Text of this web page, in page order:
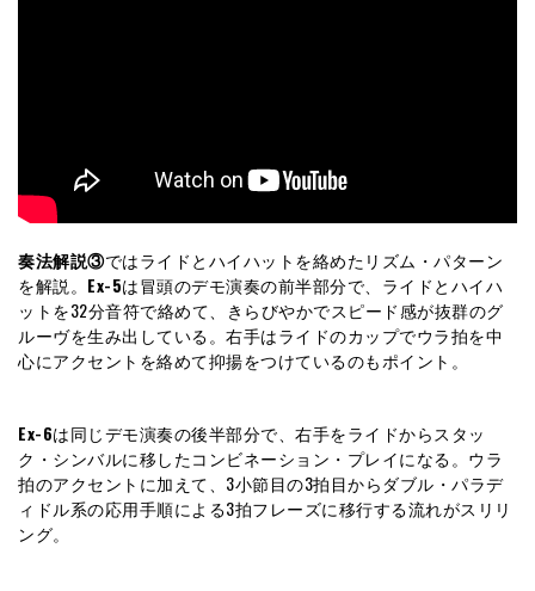
奏法解説③ではライドとハイハットを絡めたリズム・パターン
を解説。 Ex-5は冒頭のデモ演奏の前半部分で、ライドとハイハ
ットを32分音符で絡めて、きらびやかでスピード感が抜群のグ
ルーヴを生み出している。右手はライドのカップでウラ拍を中
心にアクセントを絡めて抑揚をつけているのもポイント。
Ex-6は同じデモ演奏の後半部分で、右手をライドからスタッ
ク・シンバルに移したコンビネーション・プレイになる。ウラ
拍のアクセントに加えて、3小節目の3拍目からダブル・パラデ
ィドル系の応用手順による3拍フレーズに移行する流れがスリリ
ング。